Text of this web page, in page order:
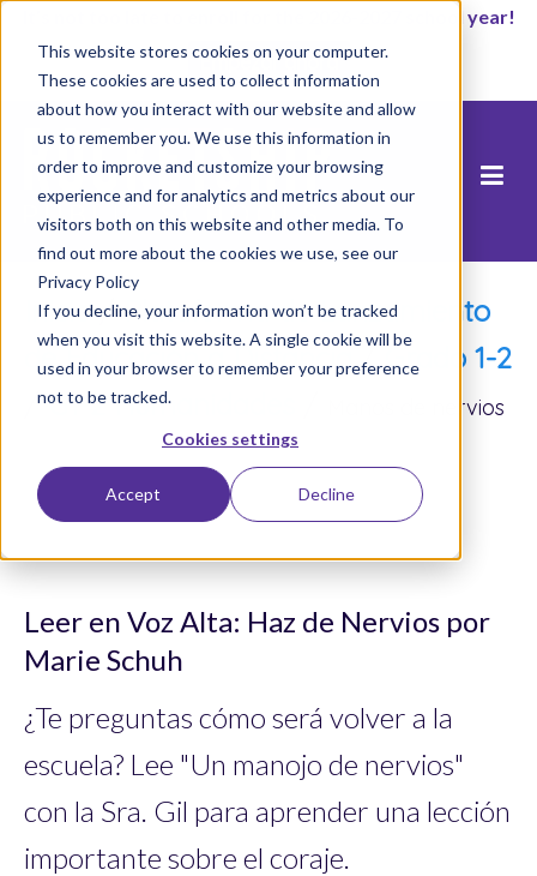
This website stores cookies on your computer.
These cookies are used to collect information
about how you interact with our website and allow
us to remember you. We use this information in
order to improve and customize your browsing
experience and for analytics and metrics about our
visitors both on this website and other media. To
find out more about the cookies we use, see our
Privacy Policy
If you decline, your information won’t be tracked
when you visit this website. A single cookie will be
used in your browser to remember your preference
not to be tracked.
Cookies settings
Accept Decline
It’s not too late to enroll for the 2026-2027 school year!
Empezar ahora
Inicio/Plataforma de Lanzamiento
de Educación a Distancia/Grado 1-2
/G1-2 Humanidades Manos de nervios
Leer en Voz Alta: Haz de Nervios por
Marie Schuh
¿Te preguntas cómo será volver a la
escuela? Lee "Un manojo de nervios"
con la Sra. Gil para aprender una lección
importante sobre el coraje.